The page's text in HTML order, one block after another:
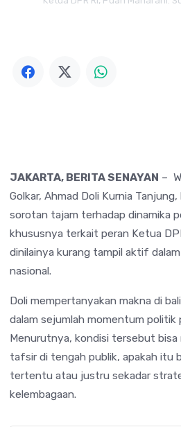
JAKARTA, BERITA SENAYAN –
Golkar, Ahmad Doli Kurnia
sorotan tajam terhadap dinamika
khususnya terkait peran Ketua
dinilainya kurang tampil aktif
nasional.
Doli mempertanyakan makna di
dalam sejumlah momentum politik
Menurutnya, kondisi tersebut bisa
tafsir di tengah publik, apakah itu
tertentu atau justru sekadar
kelembagaan.